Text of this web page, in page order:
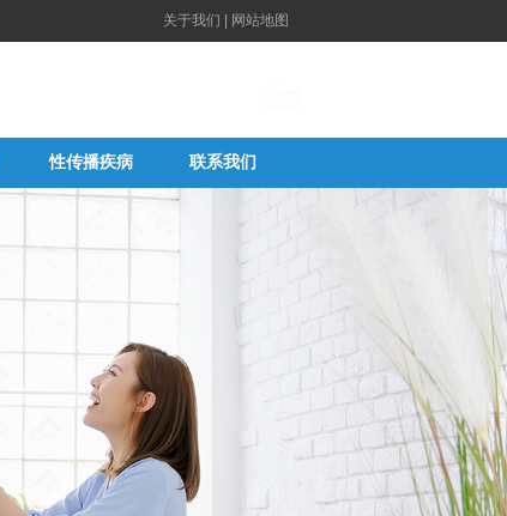
关于我们 网站地图
性传播疾病 联系我们